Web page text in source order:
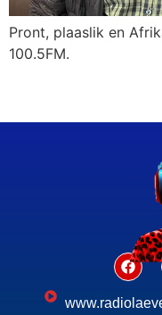
Pront, plaaslik en
100.5FM.